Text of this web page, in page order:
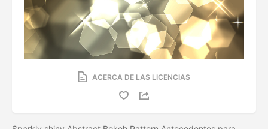
ACERCA DE LAS LICENCIAS